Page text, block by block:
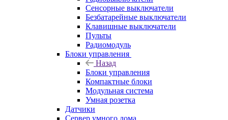
Сенсорные выключатели
Безбатарейные выключатели
Клавишные выключатели
Пульты
Радиомодуль
Блоки управления
Назад
Блоки управления
Компактные блоки
Модульная система
Умная розетка
Датчики
Сервер умного дома